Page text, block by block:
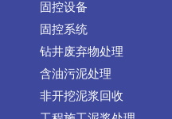
固控设备
固控系统
钻井废弃物处理
含油污泥处理
非开挖泥浆回收